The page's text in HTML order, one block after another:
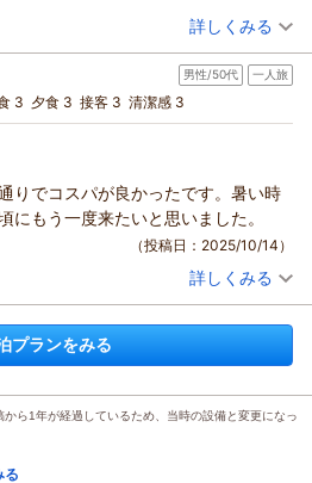
好立地。女将さんから行き帰りの道
旧居などの散策ののち宿に戻り駅ま
ける客なんでしょう。大変ご迷惑を
旅行が出来たことお礼いたします。
世話になりたいと楽しみにしていま
しておきます(笑)
（投稿日：2025/11/05）
人旅)
典付き♪バイクでツーリングプラン
詳しくみる
男性/50代 一人旅
3 夕食 3 接客 3 清潔感 3
りでコスパが良かったです。暑い時
にもう一度来たいと思いました。
（投稿日：2025/10/14）
/50代)
食付】お得に津和野を観光プラン♪
和室
詳しくみる
プランをみる
ら1年が経過しているため、当時の設備と変更になっ
る